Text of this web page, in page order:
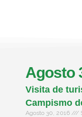
Agosto
Visita de
Campismo
Agosto 30, 2016